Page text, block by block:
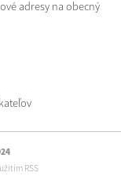
adresy na obecný
RSS